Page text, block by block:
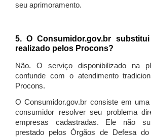
seu aprimoramento.
5. O Consumidor.gov.br
realizado pelos Procons?
Não. O serviço disponibilizado na
confunde com o atendimento
Procons.
O Consumidor.gov.br consiste em
consumidor resolver seu problema
empresas cadastradas. Ele não
prestado pelos Órgãos de Defesa do